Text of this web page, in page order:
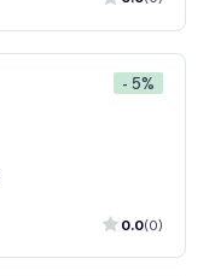
- 5%
0.0(0)